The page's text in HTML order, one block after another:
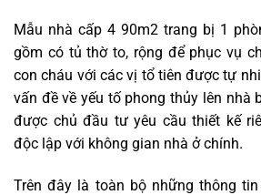
Mẫu nhà cấp 4 90m2 trang bị 1
gồm có tủ thờ to, rộng để phục vụ
con cháu với các vị tổ tiên được tự
vấn đề về yếu tố phong thủy lên nhà
được chủ đầu tư yêu cầu thiết kế
độc lập với không gian nhà ở chính.
Trên đây là toàn bộ những thông